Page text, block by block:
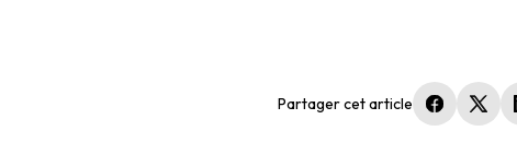
Partager cet article (nouvelle